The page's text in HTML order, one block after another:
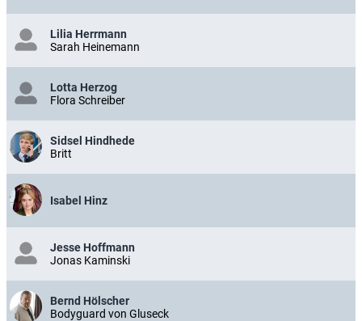
Lilia Herrmann
Sarah Heinemann
Lotta Herzog
Flora Schreiber
Sidsel Hindhede
Britt
Isabel Hinz
Jesse Hoffmann
Jonas Kaminski
Bernd Hölscher
Bodyguard von Gluseck